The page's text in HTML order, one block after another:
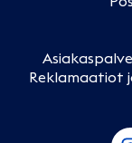
Reklamaatiot